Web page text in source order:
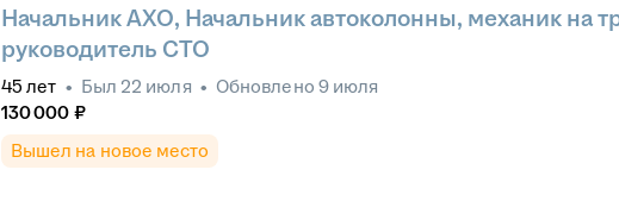
Начальник АХО, Начальник автоколонны, механик на
руководитель СТО
45 лет • Был 22 июля • Обновлено 9 июля
130 000 ₽
Вышел на новое место